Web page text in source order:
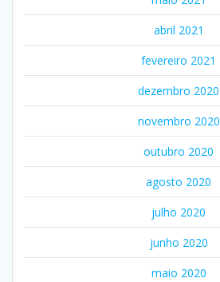
abril 2021
fevereiro 2021
dezembro 2020
novembro 2020
outubro 2020
agosto 2020
julho 2020
junho 2020
maio 2020